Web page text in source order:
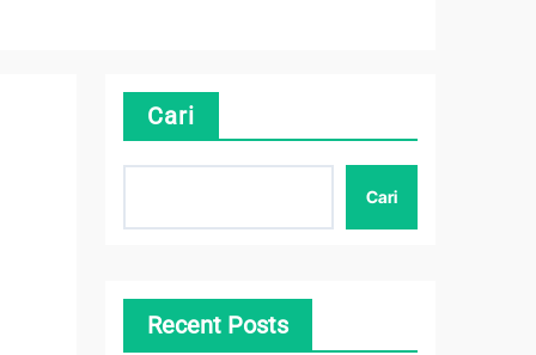
Cari
Cari
Recent Posts